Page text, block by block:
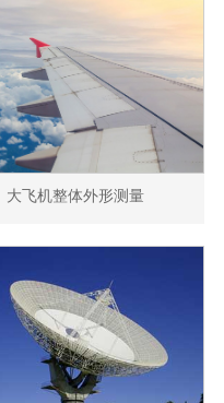
大飞机整体外形测量